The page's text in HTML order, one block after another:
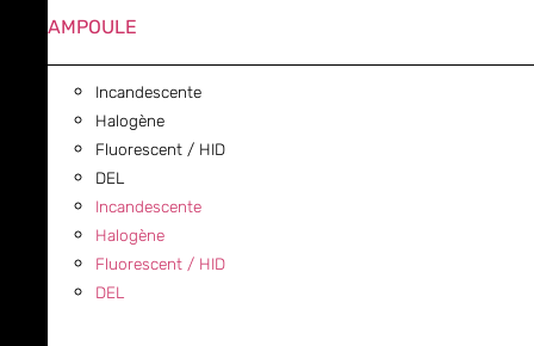
AMPOULE
Incandescente
Halogène
Fluorescent / HID
DEL
Incandescente
Halogène
Fluorescent / HID
DEL